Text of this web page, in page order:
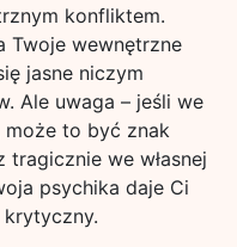
konfliktem.
Twoje wewnętrzne
jasne niczym
Ale uwaga – jeśli we
może to być znak
we własnej
psychika daje Ci